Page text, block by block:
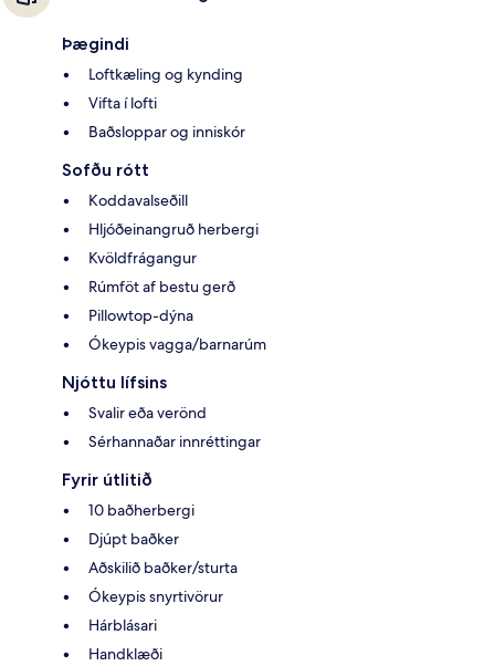
Þægindi
Loftkæling og kynding
Vifta í lofti
Baðsloppar og inniskór
Sofðu rótt
Koddavalseðill
Hljóðeinangruð herbergi
Kvöldfrágangur
Rúmföt af bestu gerð
Pillowtop-dýna
Ókeypis vagga/barnarúm
Njóttu lífsins
Svalir eða verönd
Sérhannaðar innréttingar
Fyrir útlitið
10 baðherbergi
Djúpt baðker
Aðskilið baðker/sturta
Ókeypis snyrtivörur
Hárblásari
Handklæði